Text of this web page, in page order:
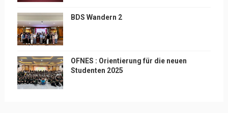
BDS Wandern 2
OFNES : Orientierung für die neuen
Studenten 2025